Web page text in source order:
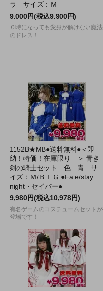
ラ サイズ：Ｍ
9,000円(税込9,900円)
０時になっても変身が解けない魔法
のドレス！
1152B★MB●送料無料●＜即
納！特価！在庫限り！＞ 青き
剣の騎士セット 色：青 サ
イズ：Ｍ/ＢＩＧ ●Fate/stay
night・セイバー●
9,980円(税込10,978円)
有名ゲームのコスチュームセットが
登場です！